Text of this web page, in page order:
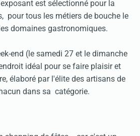
est sélectionné pour la
pour tous les métiers de bouche le
domaines gastronomiques.
end (le samedi 27 et le dimanche
idéal pour se faire plaisir et
élaboré par l'élite des artisans de
dans sa catégorie.